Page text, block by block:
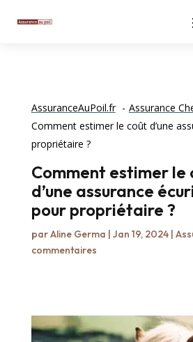
AssuranceAuPoil.fr
Assurance
Comment estimer le coût d’une
propriétaire ?
Comment estimer le
d’une assurance
pour propriétaire ?
parAline Germa | Jan 19, 2024|
commentaires